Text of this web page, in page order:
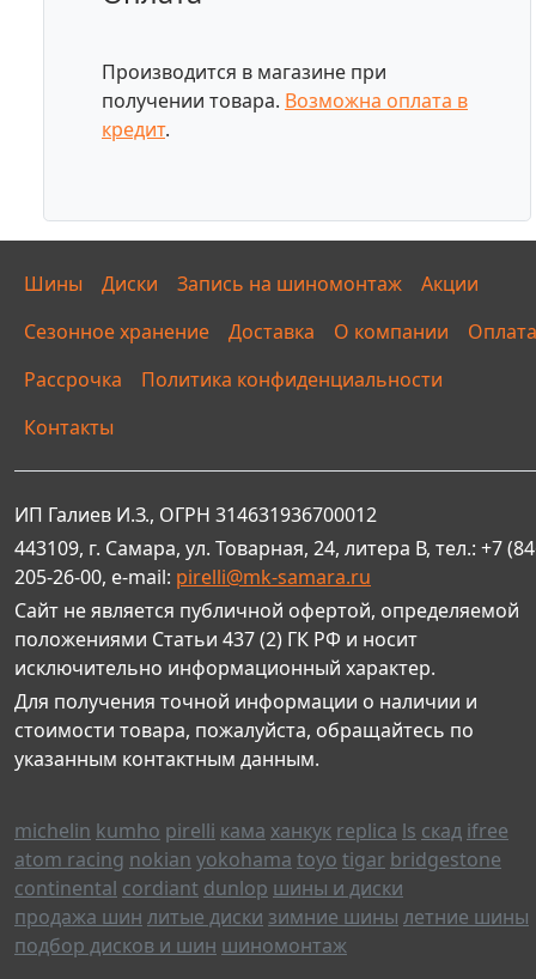
Производится в магазине при
получении товара. Возможна оплата в
кредит.
Шины Диски Запись на шиномонтаж
Акции
Сезонное хранение
Доставка О компании
Оплата
Рассрочка
Политика конфиденциальности
Контакты
ИП Галиев И.З., ОГРН 314631936700012
443109, г. Самара, ул. Товарная, 24, литера В, тел.: +7
205-26-00, e-mail: pirelli@mk-samara.ru
Сайт не является публичной офертой, определяемой
положениями Статьи 437 (2) ГК РФ и носит
исключительно информационный характер.
Для получения точной информации о наличии и
стоимости товара, пожалуйста, обращайтесь по
указанным контактным данным.
michelin kumho pirelli кама ханкук replica ls скад ifree
atom racing nokian yokohama toyo tigar bridgestone
continental cordiant dunlop шины и диски
продажа шин литые диски зимние шины летние шины
подбор дисков и шин шиномонтаж